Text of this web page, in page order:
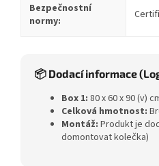
Bezpečnostní
normy:
📦 Dodací informace
Box 1: 80 x 60 x 90 (v)
Celková hmotnost:
Montáž: Produkt je
domontovat kolečka)